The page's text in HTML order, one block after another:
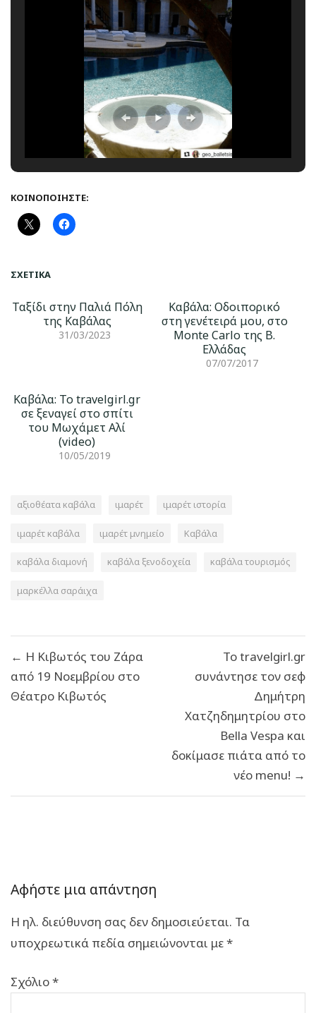
ΚΟΙΝΟΠΟΙΉΣΤΕ:
ΣΧΕΤΙΚΆ
Ταξίδι στην Παλιά Πόλη
της Καβάλας
31/03/2023
Καβάλα: Οδοιπορικό
στη γενέτειρά μου, στο
Monte Carlo της Β.
Ελλάδας
07/07/2017
Καβάλα: Το travelgirl.gr
σε ξεναγεί στο σπίτι
του Μωχάμετ Αλί
(video)
10/05/2019
αξιοθέατα καβάλα ιμαρέτ ιμαρέτ ιστορία
ιμαρέτ καβάλα ιμαρέτ μνημείο Καβάλα
καβάλα διαμονή καβάλα ξενοδοχεία καβάλα τουρισμός
μαρκέλλα σαράιχα
άρθρων
← Η Κιβωτός του Ζάρα
από 19 Νοεμβρίου στο
Θέατρο Κιβωτός
Το travelgirl.gr
συνάντησε τον σεφ
Δημήτρη
Χατζηδημητρίου στο
Bella Vespa και
δοκίμασε πιάτα από το
νέο menu! →
Αφήστε μια απάντηση
Η ηλ. διεύθυνση σας δεν δημοσιεύεται. Τα
υποχρεωτικά πεδία σημειώνονται με*
Σχόλιο*